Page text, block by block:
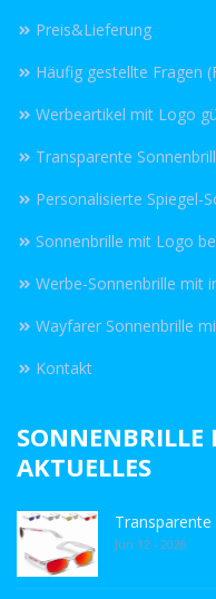
Preis&Lieferung
Häufig gestellte Fragen
Werbeartikel mit Logo
Transparente
Personalisierte Spiegel-
Sonnenbrille mit Logo
Werbe-Sonnenbrille mit
Wayfarer Sonnenbrille
Kontakt
SONNENBRILLE
AKTUELLES
Jun 12 - 2026